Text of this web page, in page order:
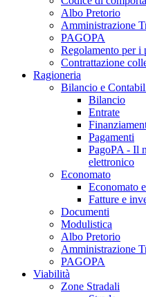
Albo Pretorio
Amministrazione
PAGOPA
Regolamento per i
Contrattazione
Ragioneria
Bilancio e
Bilancio
Entrate
Pagamenti
PagoPA - Il
elettronico
Economato
Economato
Fatture e
Documenti
Modulistica
Albo Pretorio
Amministrazione
PAGOPA
Viabilità
Zone Stradali